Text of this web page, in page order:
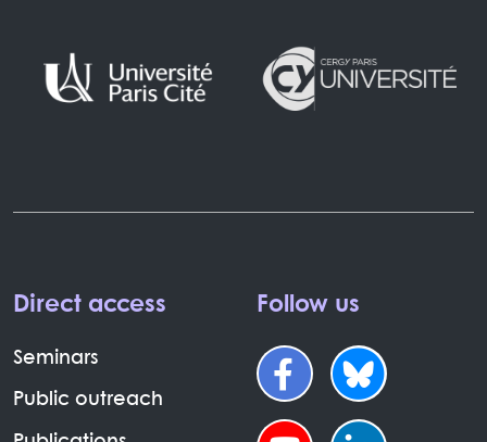
Direct access
Seminars
Public outreach
Follow us